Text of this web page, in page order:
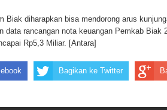
Biak diharapkan bisa mendorong arus
data rancangan nota keuangan Pemkab Biak
Rp5,3 Miliar. [Antara]
Bagikan ke Twitter